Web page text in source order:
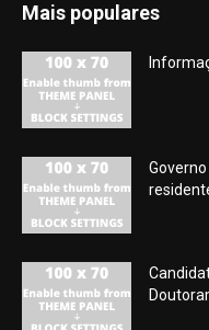
Mais populares